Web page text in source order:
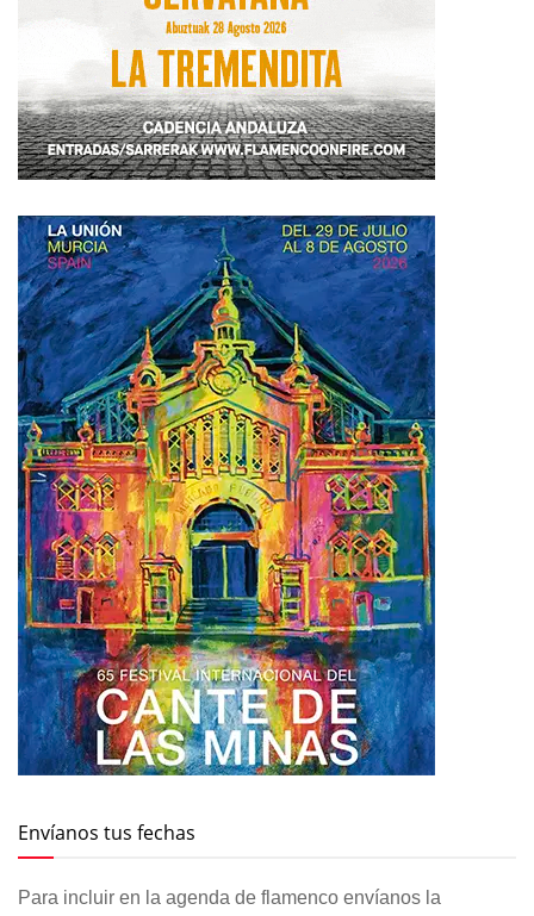
Envíanos tus fechas
Para incluir en la agenda de flamenco envíanos la